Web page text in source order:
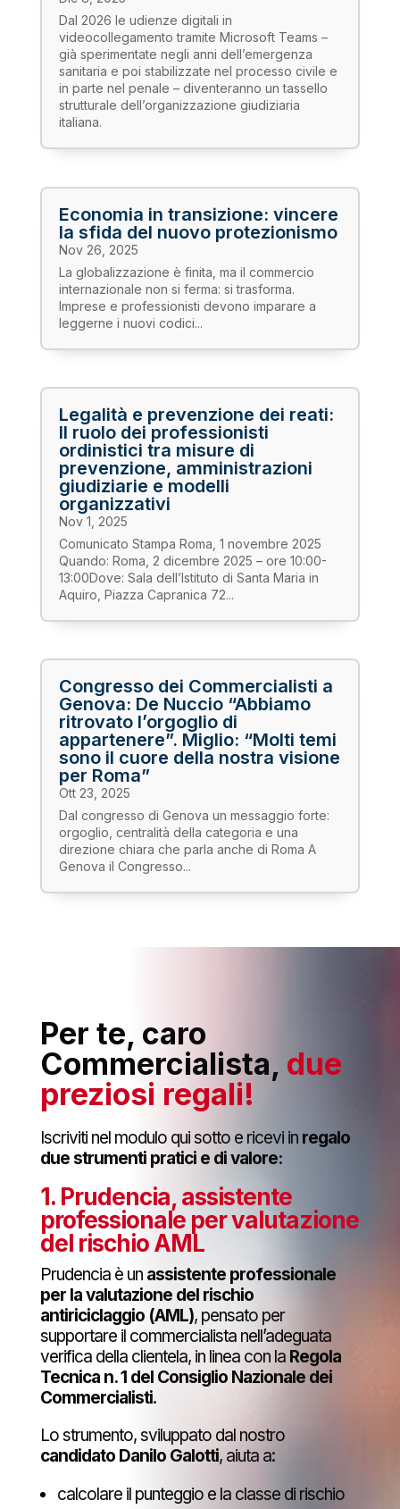
Dal 2026 le udienze digitali in
videocollegamento tramite Microsoft Teams –
già sperimentate negli anni dell’emergenza
sanitaria e poi stabilizzate nel processo civile e
in parte nel penale – diventeranno un tassello
strutturale dell’organizzazione giudiziaria
italiana.
Economia in transizione: vincere
la sfida del nuovo protezionismo
Nov 26, 2025
La globalizzazione è finita, ma il commercio
internazionale non si ferma: si trasforma.
Imprese e professionisti devono imparare a
leggerne i nuovi codici...
Legalità e prevenzione dei reati:
Il ruolo dei professionisti
ordinistici tra misure di
prevenzione, amministrazioni
giudiziarie e modelli
organizzativi
Nov 1, 2025
Comunicato Stampa Roma, 1 novembre 2025
Quando: Roma, 2 dicembre 2025 – ore 10:00-
13:00Dove: Sala dell’Istituto di Santa Maria in
Aquiro, Piazza Capranica 72...
Congresso dei Commercialisti a
Genova: De Nuccio “Abbiamo
ritrovato l’orgoglio di
appartenere”. Miglio: “Molti temi
sono il cuore della nostra visione
per Roma”
Ott 23, 2025
Dal congresso di Genova un messaggio forte:
orgoglio, centralità della categoria e una
direzione chiara che parla anche di Roma A
Genova il Congresso...
Per te, caro
Commercialista, due
preziosi regali!
Iscriviti nel modulo qui sotto e ricevi in regalo
due strumenti pratici e di valore:
1. Prudencia, assistente
professionale per valutazione
del rischio AML
Prudencia è un assistente professionale
per la valutazione del rischio
antiriciclaggio (AML), pensato per
supportare il commercialista nell’adeguata
verifica della clientela, in linea con la Regola
Tecnica n. 1 del Consiglio Nazionale dei
Commercialisti.
Lo strumento, sviluppato dal nostro
candidato Danilo Galotti, aiuta a:
calcolare il punteggio e la classe di rischio